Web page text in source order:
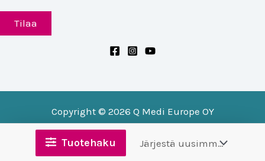
Tuotehaku
Copyright © 2026 Q Medi Europe OY